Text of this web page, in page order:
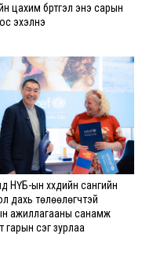
цахим бүртгэл энэ сарын
эхэлнэ
НҮБ-ын хүүхдийн сангийн
дахь төлөөлөгчтэй
ажиллагааны санамж
гарын үсэг зурлаа